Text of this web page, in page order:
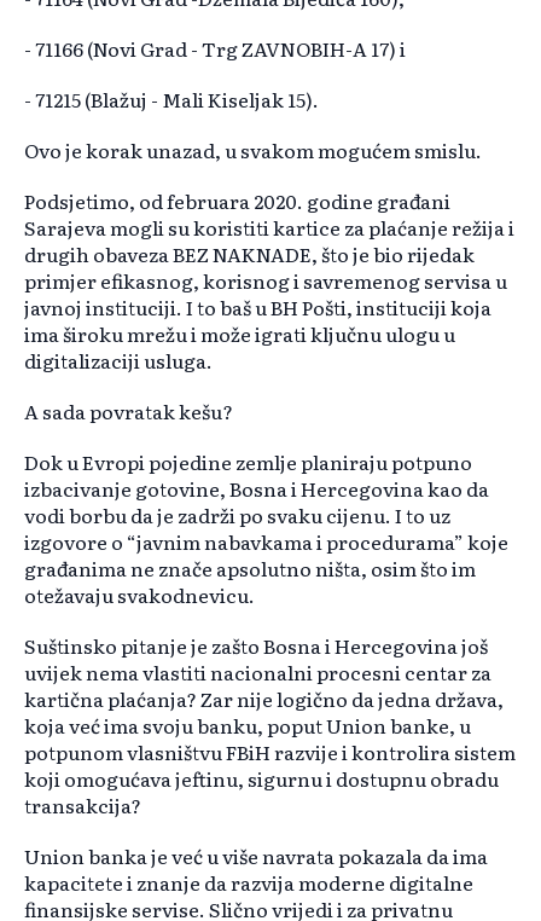
- 71166 (Novi Grad - Trg ZAVNOBIH-A 17) i
- 71215 (Blažuj - Mali Kiseljak 15).
Ovo je korak unazad, u svakom mogućem smislu.
Podsjetimo, od februara 2020. godine građani
Sarajeva mogli su koristiti kartice za plaćanje režija i
drugih obaveza BEZ NAKNADE, što je bio rijedak
primjer efikasnog, korisnog i savremenog servisa u
javnoj instituciji. I to baš u BH Pošti, instituciji koja
ima široku mrežu i može igrati ključnu ulogu u
digitalizaciji usluga.
A sada povratak kešu?
Dok u Evropi pojedine zemlje planiraju potpuno
izbacivanje gotovine, Bosna i Hercegovina kao da
vodi borbu da je zadrži po svaku cijenu. I to uz
izgovore o “javnim nabavkama i procedurama” koje
građanima ne znače apsolutno ništa, osim što im
otežavaju svakodnevicu.
Suštinsko pitanje je zašto Bosna i Hercegovina još
uvijek nema vlastiti nacionalni procesni centar za
kartična plaćanja? Zar nije logično da jedna država,
koja već ima svoju banku, poput Union banke, u
potpunom vlasništvu FBiH razvije i kontrolira sistem
koji omogućava jeftinu, sigurnu i dostupnu obradu
transakcija?
Union banka je već u više navrata pokazala da ima
kapacitete i znanje da razvija moderne digitalne
finansijske servise. Slično vrijedi i za privatnu